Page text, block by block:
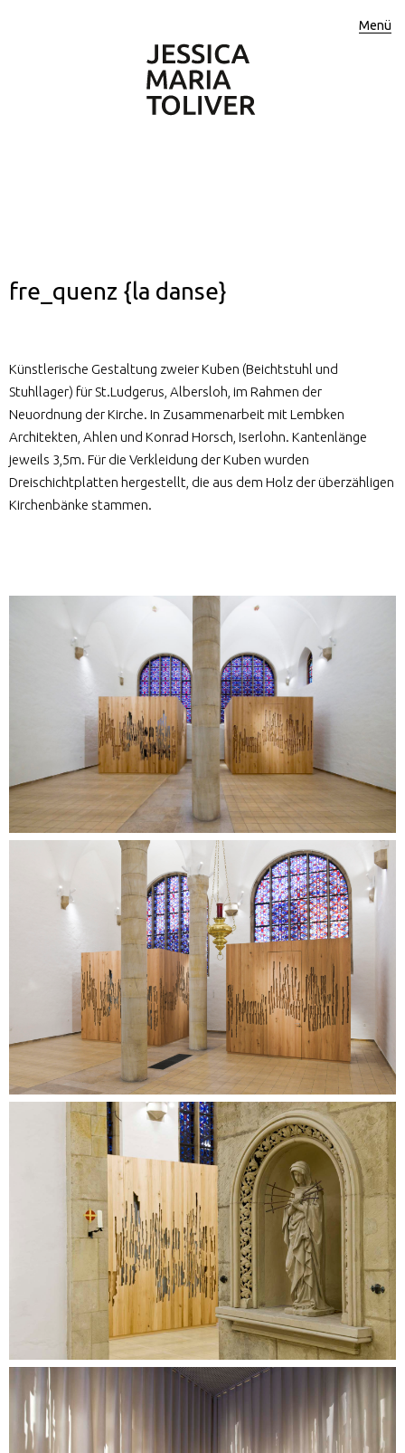
Menü
fre_quenz {la danse}
Künstlerische Gestaltung zweier Kuben (Beichtstuhl und
Stuhllager) für St.Ludgerus, Albersloh, im Rahmen der
Neuordnung der Kirche. In Zusammenarbeit mit Lembken
Architekten, Ahlen und Konrad Horsch, Iserlohn. Kantenlänge
jeweils 3,5m. Für die Verkleidung der Kuben wurden
Dreischichtplatten hergestellt, die aus dem Holz der überzähligen
Kirchenbänke stammen.